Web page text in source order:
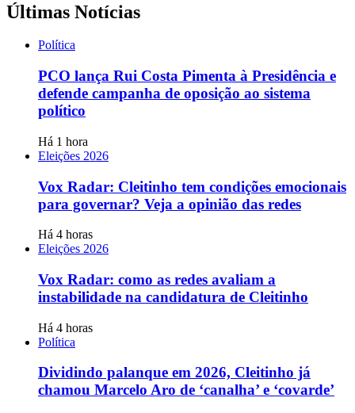
Últimas Notícias
Política
PCO lança Rui Costa Pimenta à Presidência e
defende campanha de oposição ao sistema
político
Há 1 hora
Eleições 2026
Vox Radar: Cleitinho tem condições emocionais
para governar? Veja a opinião das redes
Há 4 horas
Eleições 2026
Vox Radar: como as redes avaliam a
instabilidade na candidatura de Cleitinho
Há 4 horas
Política
Dividindo palanque em 2026, Cleitinho já
chamou Marcelo Aro de ‘canalha’ e ‘covarde’